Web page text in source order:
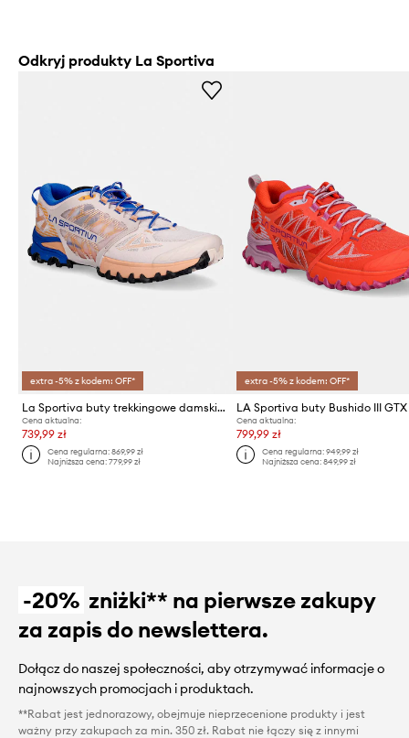
Odkryj produkty La Sportiva
extra -5% z kodem: OFF*
La Sportiva buty trekkingowe damskie Bushido III
Cena aktualna:
739,99 zł
Cena regularna:869,99 zł
Najniższa cena:779,99 zł
extra -5% z kodem: OFF*
LA Sportiva buty Bushido III GTX
Cena aktualna:
799,99 zł
Cena regularna: 949,99 zł
Najniższa cena: 849,99 zł
-20% zniżki** na pierwsze zakupy
za zapis do newslettera.
Dołącz do naszej społeczności, aby otrzymywać informacje o
najnowszych promocjach i produktach.
**Rabat jest jednorazowy, obejmuje nieprzecenione produkty i jest
ważny przy zakupach za min. 350 zł. Rabat nie łączy się z innymi